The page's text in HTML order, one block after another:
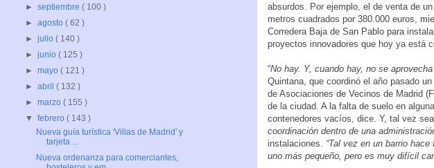
absurdos. Por ejemplo, el de venta de
metros cuadrados por 380.000 euros,
Corredera Baja de San Pablo para
proyectos innovadores que hoy ya está
“No hay. Y, cuando hay, no se
Quintana, que coordinó el año pasado
de Asociaciones de Vecinos de Madrid
de la ciudad. A la falta de suelo en
contenedores vacíos, dice. Y, tal vez
coordinación dentro de una
instalaciones. “Tal vez en un barrio
uno más pequeño, pero es muy difícil
►septiembre( 100 )
►agosto( 62 )
►julio( 140 )
►junio( 125 )
►mayo( 121 )
►abril( 132 )
►marzo( 155 )
▼febrero( 143 )
Nueva guía turística 'Villas de Madrid' y
tarjeta ...
Nueva ordenanza para comerciantes,